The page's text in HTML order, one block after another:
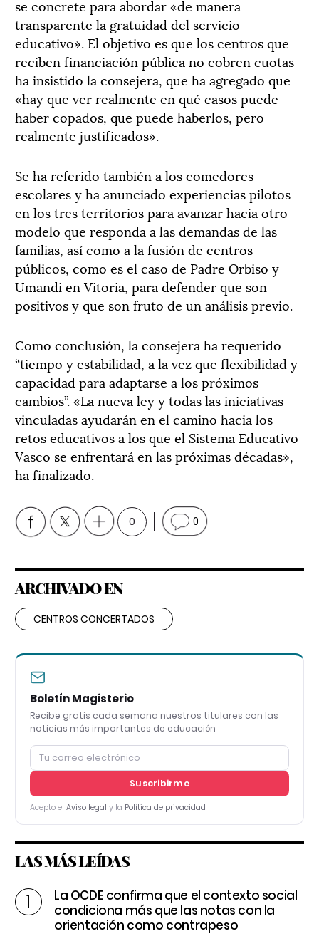
se concrete para abordar «de manera
transparente la gratuidad del servicio
educativo». El objetivo es que los centros que
reciben financiación pública no cobren cuotas
ha insistido la consejera, que ha agregado que
«hay que ver realmente en qué casos puede
haber copados, que puede haberlos, pero
realmente justificados».
Se ha referido también a los comedores
escolares y ha anunciado experiencias pilotos
en los tres territorios para avanzar hacia otro
modelo que responda a las demandas de las
familias, así como a la fusión de centros
públicos, como es el caso de Padre Orbiso y
Umandi en Vitoria, para defender que son
positivos y que son fruto de un análisis previo.
Como conclusión, la consejera ha requerido
“tiempo y estabilidad, a la vez que flexibilidad y
capacidad para adaptarse a los próximos
cambios”. «La nueva ley y todas las iniciativas
vinculadas ayudarán en el camino hacia los
retos educativos a los que el Sistema Educativo
Vasco se enfrentará en las próximas décadas»,
ha finalizado.
0 0
ARCHIVADO EN
CENTROS CONCERTADOS
Boletín Magisterio
Recibe gratis cada semana nuestros titulares con las
noticias más importantes de educación
Suscribirme
Acepto el Aviso legal y la Política de privacidad
LAS MÁS LEÍDAS
La OCDE confirma que el contexto social
condiciona más que las notas con la
orientación como contrapeso